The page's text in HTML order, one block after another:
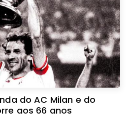
do AC Milan e do
aos 66 anos